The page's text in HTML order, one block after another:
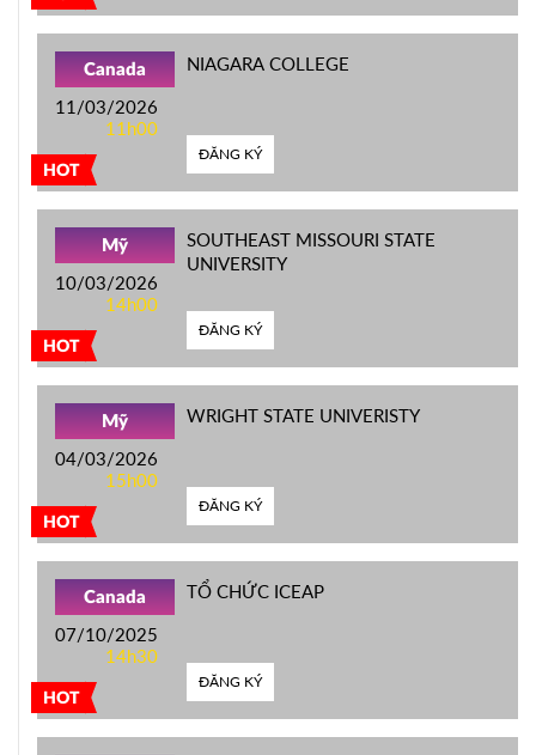
HOT
Canada
11/03/2026
11h00
NIAGARA COLLEGE
ĐĂNG KÝ
HOT
Mỹ
10/03/2026
14h00
SOUTHEAST MISSOURI STATE
UNIVERSITY
ĐĂNG KÝ
HOT
Mỹ
04/03/2026
15h00
WRIGHT STATE UNIVERISTY
ĐĂNG KÝ
HOT
Canada
07/10/2025
14h30
TỔ CHỨC ICEAP
ĐĂNG KÝ